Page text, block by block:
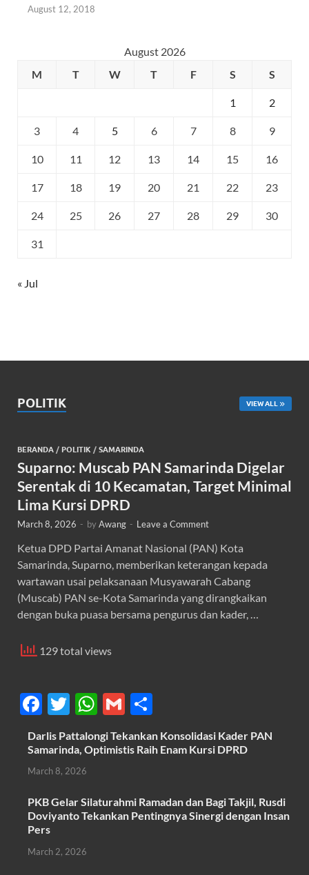
August 12, 2018
August 2026
M
T W T F S S
1 2
3 4 5 6 7 8 9
10 11 12 13 14 15 16
17 18 19 20 21 22 23
24 25 26 27 28 29 30
31
« Jul
POLITIK VIEW ALL
BERANDA / POLITIK / SAMARINDA
Suparno: Muscab PAN Samarinda Digelar
Serentak di 10 Kecamatan, Target Minimal
Lima Kursi DPRD
March 8, 2026 - byAwang - Leave a Comment
Ketua DPD Partai Amanat Nasional (PAN) Kota
Samarinda, Suparno, memberikan keterangan kepada
wartawan usai pelaksanaan Musyawarah Cabang
(Muscab) PAN se-Kota Samarinda yang dirangkaikan
dengan buka puasa bersama pengurus dan kader, …
129 total views
F
ac
e
b
o
o
k
T
w
itt
er
W
h
at
A
p
G
m
ail
h
ar
Darlis Pattalongi Tekankan Konsolidasi Kader PAN
Samarinda, Optimistis Raih Enam Kursi DPRD
March 8, 2026
PKB Gelar Silaturahmi Ramadan dan Bagi Takjil, Rusdi
Doviyanto Tekankan Pentingnya Sinergi dengan Insan
Pers
March 2, 2026